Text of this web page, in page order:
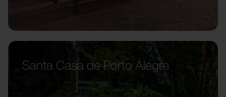
Santa Casa de Porto Alegre